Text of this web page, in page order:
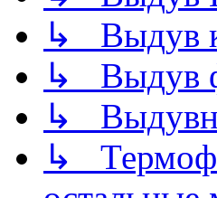
↳ Выдув
↳ Выдув
↳
↳